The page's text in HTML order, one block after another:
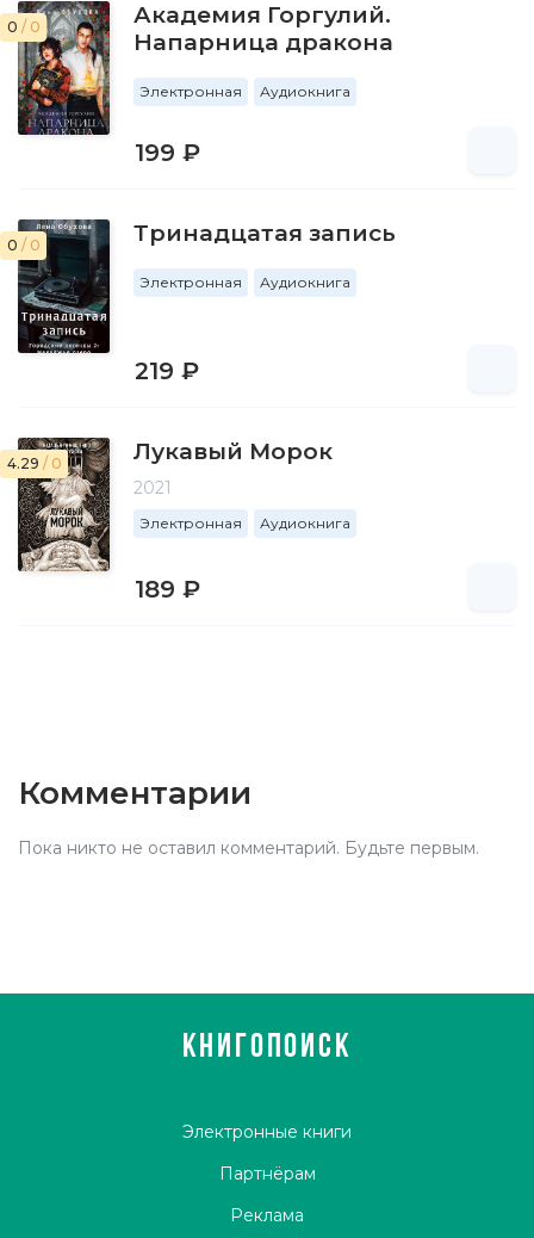
0 / 0
Академия Горгулий.
Напарница дракона
Электронная Аудиокнига
199 ₽
0 / 0 Тринадцатая запись
Электронная Аудиокнига
219 ₽
4.29 / 0 Лукавый Морок
2021
Электронная Аудиокнига
189 ₽
Комментарии
Пока никто не оставил комментарий. Будьте первым.
КНИГОПОИСК
Электронные книги
Партнёрам
Реклама